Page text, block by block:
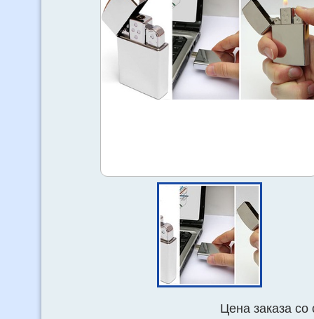
Цена заказа со